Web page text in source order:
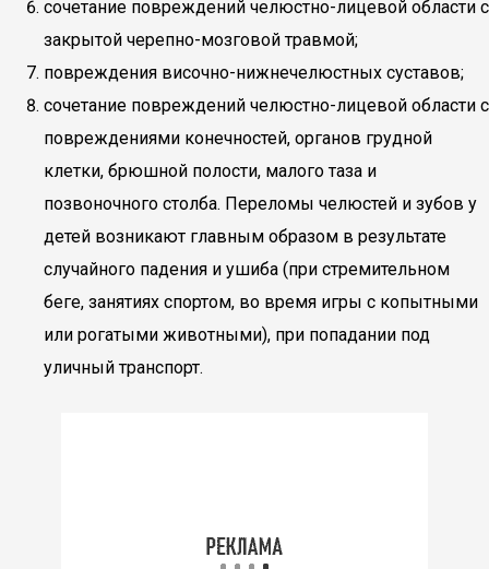
сочетание повреждений челюстно-лицевой области с
закрытой черепно-мозговой травмой;
повреждения височно-нижнечелюстных суставов;
сочетание повреждений челюстно-лицевой области с
повреждениями конечностей, органов грудной
клетки, брюшной полости, малого таза и
позвоночного столба. Переломы челюстей и зубов у
детей возникают главным образом в результате
случайного падения и ушиба (при стремительном
беге, занятиях спортом, во время игры с копытными
или рогатыми животными), при попадании под
уличный транспорт.